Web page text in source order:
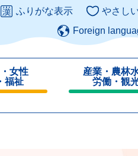
ふりがな表示 やさし
Foreign
女性
福祉
産業・農林
労働・観
じ